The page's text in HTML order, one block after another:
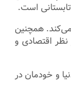
است.
می‌کند. همچنین
اقتصادی و
و خودمان در